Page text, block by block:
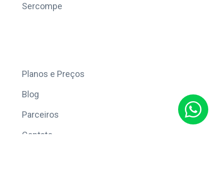
Sercompe
Planos e Preços
Blog
Parceiros
Contato